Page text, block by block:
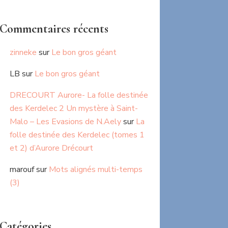
Commentaires récents
zinneke surLe bon gros géant
LB surLe bon gros géant
DRECOURT Aurore- La folle destinée
des Kerdelec 2 Un mystère à Saint-
Malo – Les Evasions de N.AelysurLa
folle destinée des Kerdelec (tomes 1
et 2) d’Aurore Drécourt
maroufsurMots alignés multi-temps
(3)